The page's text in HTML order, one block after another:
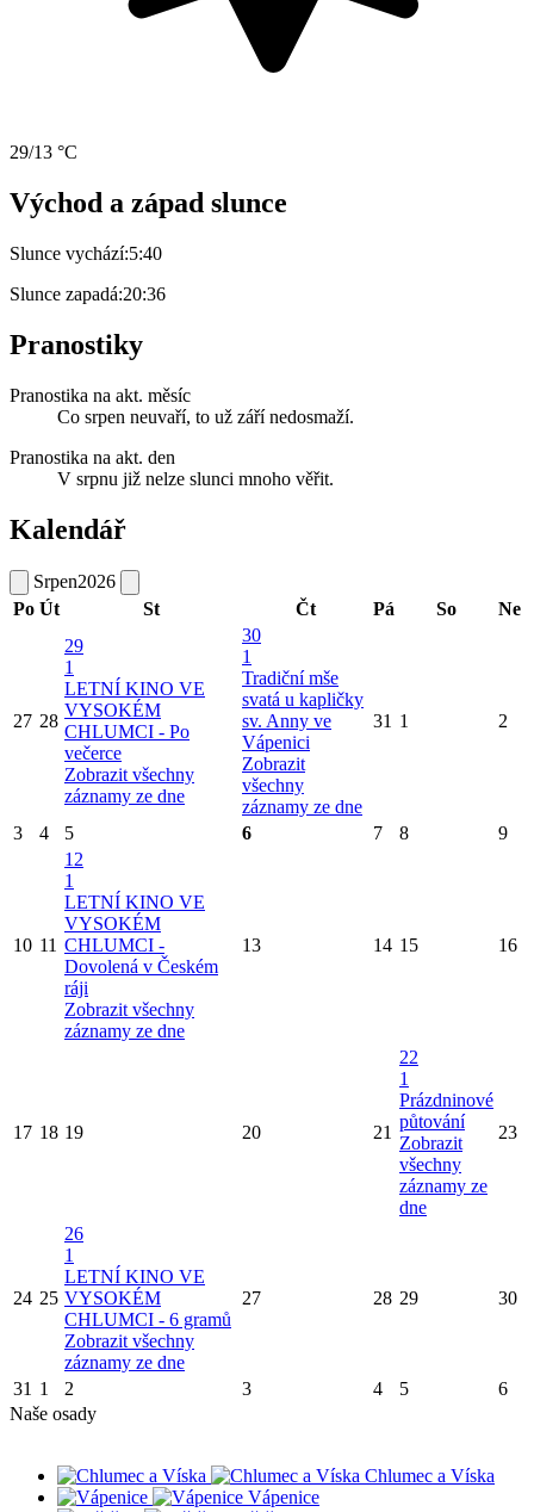
29/13 °C
Východ a západ slunce
Slunce vychází:5:40
Slunce zapadá:20:36
Pranostiky
Pranostika na akt. měsíc
Co srpen neuvaří, to už září nedosmaží.
Pranostika na akt. den
V srpnu již nelze slunci mnoho věřit.
Kalendář
Srpen2026
Po Út St Čt Pá So Ne
27 28
29
1
LETNÍ KINO VE
VYSOKÉM
CHLUMCI - Po
večerce
Zobrazit všechny
záznamy ze dne
30
1
Tradiční mše
svatá u kapličky
sv. Anny ve
Vápenici
Zobrazit
všechny
záznamy ze dne
31 1 2
3 4 5 6 7 8 9
10 11
12
1
LETNÍ KINO VE
VYSOKÉM
CHLUMCI -
Dovolená v Českém
ráji
Zobrazit všechny
záznamy ze dne
13 14 15 16
17 18 19 20 21
22
1
Prázdninové
půtování
Zobrazit
všechny
záznamy ze
dne
23
24 25
26
1
LETNÍ KINO VE
VYSOKÉM
CHLUMCI - 6 gramů
Zobrazit všechny
záznamy ze dne
27 28 29 30
31 1 2 3 4 5
6
Naše osady
Chlumec a Víska
Vápenice